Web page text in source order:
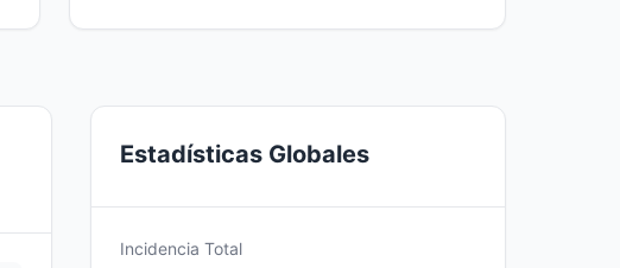
Estadísticas Globales
Incidencia Total